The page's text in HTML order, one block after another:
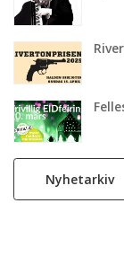
Nyhetarkiv